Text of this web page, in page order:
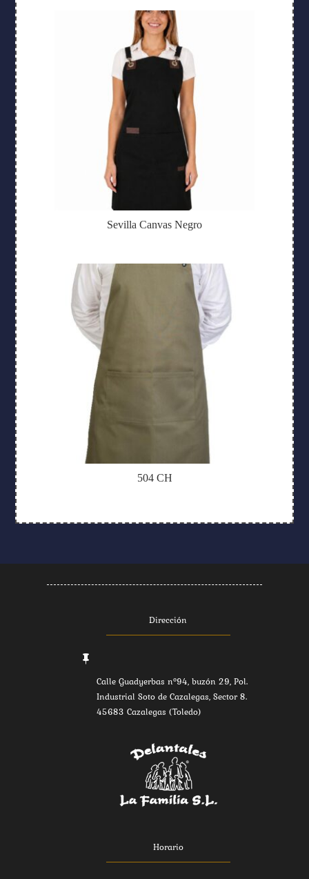
Sevilla Canvas Negro
504 CH
Dirección

Calle Guadyerbas nº94, buzón 29, Pol.
Industrial Soto de Cazalegas, Sector 8.
45683 Cazalegas (Toledo)
Horario